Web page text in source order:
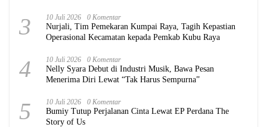
3 10 Juli 2026 0 Komentar
Nurjali, Tim Pemekaran Kumpai Raya, Tagih Kepastian
Operasional Kecamatan kepada Pemkab Kubu Raya
4 10 Juli 2026 0 Komentar
Nelly Syara Debut di Industri Musik, Bawa Pesan
Menerima Diri Lewat “Tak Harus Sempurna”
5 10 Juli 2026 0 Komentar
Bumiy Tutup Perjalanan Cinta Lewat EP Perdana The
Story of Us